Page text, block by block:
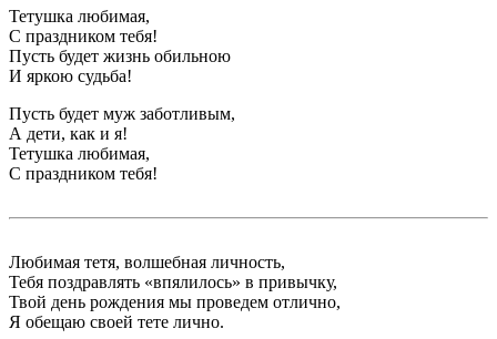
Тетушка любимая,
С праздником тебя!
Пусть будет жизнь обильною
И яркою судьба!
Пусть будет муж заботливым,
А дети, как и я!
Тетушка любимая,
С праздником тебя!
Любимая тетя, волшебная личность,
Тебя поздравлять «впялилось» в привычку,
Твой день рождения мы проведем отлично,
Я обещаю своей тете лично.